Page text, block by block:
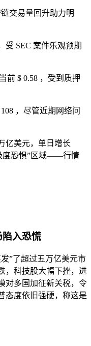
交易量回升助力明
受 SEC 案件乐观预期
前 $ 0.58 ，受到质押
，尽管近期网络问
亿美元，单日增长
度恐惧”区域——行情
入恐慌
”了超过五万亿美元市
，科技股大幅下挫，进
对多国加征新关税，令
态度依旧强硬，称这是